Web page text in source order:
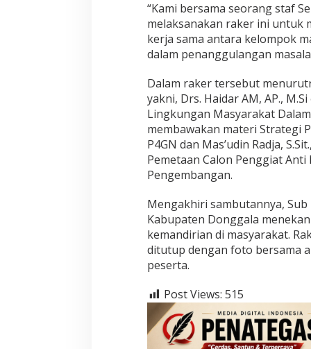
“Kami bersama seorang staf
melaksanakan raker ini untuk
kerja sama antara kelompok
dalam penanggulangan
Dalam raker tersebut
yakni, Drs. Haidar AM, AP.,
Lingkungan Masyarakat Dalam
membawakan materi Strategi
P4GN dan Mas’udin Radja,
Pemetaan Calon Penggiat
Pengembangan.
Mengakhiri sambutannya,
Kabupaten Donggala
kemandirian di masyarakat.
ditutup dengan foto bersama
peserta.
Post Views: 515